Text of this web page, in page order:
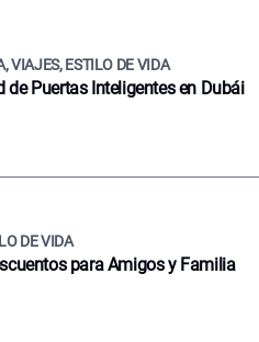
VIAJES, ESTILO DE VIDA
Puertas Inteligentes en Dubái
DE VIDA
para Amigos y Familia